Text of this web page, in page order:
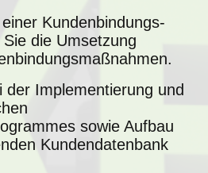
Kundenbindungs-
die Umsetzung
der Implementierung und
sowie Aufbau
Kundendatenbank